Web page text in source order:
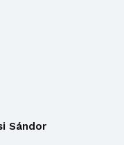
Sándor